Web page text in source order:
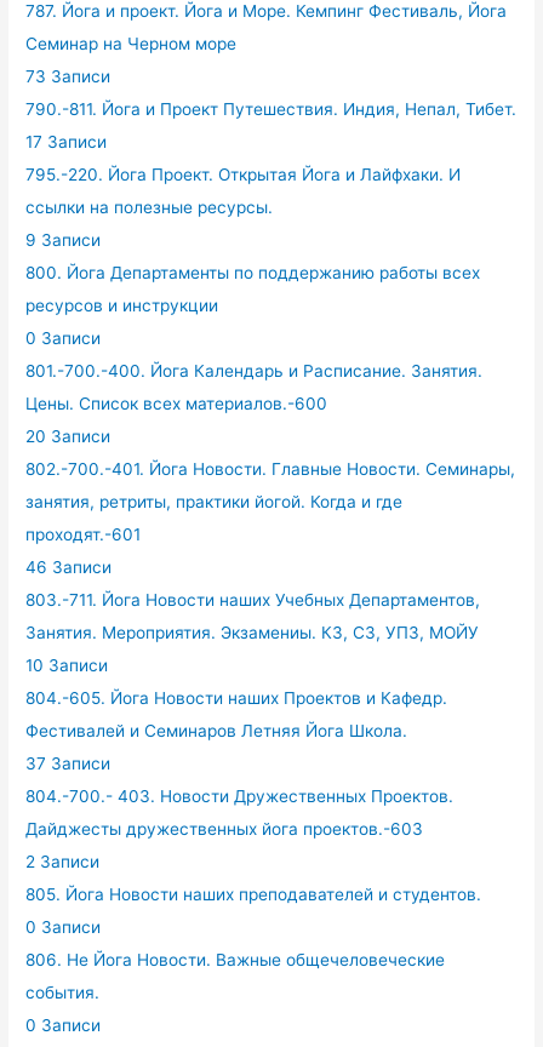
787. Йога и проект. Йога и Море. Кемпинг Фестиваль, Йога
Семинар на Черном море
73 Записи
790.-811. Йога и Проект Путешествия. Индия, Непал, Тибет.
17 Записи
795.-220. Йога Проект. Открытая Йога и Лайфхаки. И
ссылки на полезные ресурсы.
9 Записи
800. Йога Департаменты по поддержанию работы всех
ресурсов и инструкции
0 Записи
801.-700.-400. Йога Календарь и Расписание. Занятия.
Цены. Список всех материалов.-600
20 Записи
802.-700.-401. Йога Новости. Главные Новости. Семинары,
занятия, ретриты, практики йогой. Когда и где
проходят.-601
46 Записи
803.-711. Йога Новости наших Учебных Департаментов,
Занятия. Мероприятия. Экзамениы. КЗ, СЗ, УПЗ, МОЙУ
10 Записи
804.-605. Йога Новости наших Проектов и Кафедр.
Фестивалей и Семинаров Летняя Йога Школа.
37 Записи
804.-700.- 403. Новости Дружественных Проектов.
Дайджесты дружественных йога проектов.-603
2 Записи
805. Йога Новости наших преподавателей и студентов.
0 Записи
806. Не Йога Новости. Важные общечеловеческие
события.
0 Записи